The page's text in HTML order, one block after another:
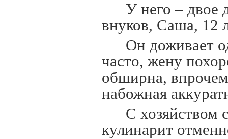
У него – двое
внуков, Саша, 12
Он доживает
часто, жену
обширна,
набожная
С хозяйством
кулинарит